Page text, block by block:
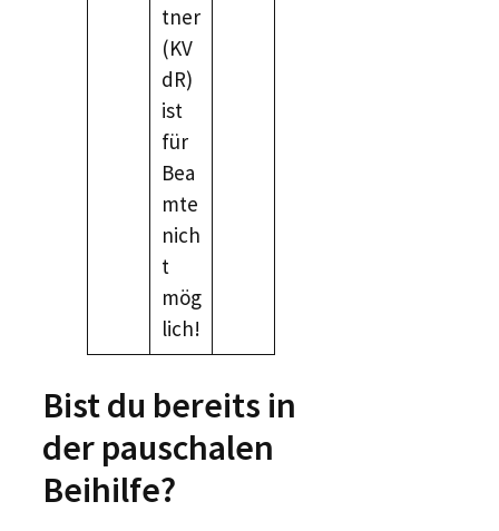
tner
(KV
dR)
ist
für
Bea
mte
nich
t
mög
lich!
Bist du bereits in
der pauschalen
Beihilfe?